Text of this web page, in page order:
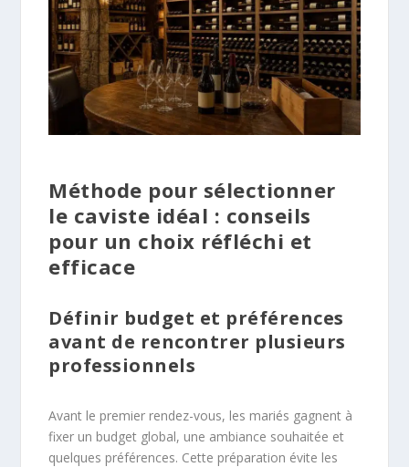
Méthode pour sélectionner
le caviste idéal : conseils
pour un choix réfléchi et
efficace
Définir budget et préférences
avant de rencontrer plusieurs
professionnels
Avant le premier rendez-vous, les mariés gagnent à
fixer un budget global, une ambiance souhaitée et
quelques préférences. Cette préparation évite les